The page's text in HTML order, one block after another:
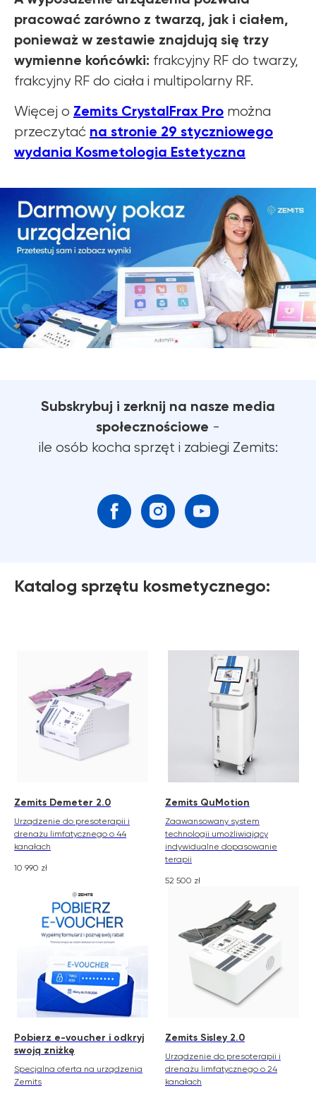
pracować zarówno z twarzą, jak i ciałem,
ponieważ w zestawie znajdują się trzy
wymienne końcówki: frakcyjny RF do twarzy,
frakcyjny RF do ciała i multipolarny RF.
Więcej o Zemits CrystalFrax Pro można
przeczytać na stronie 29 styczniowego
wydania Kosmetologia Estetyczna
Subskrybuj i zerknij na nasze media
społecznościowe -
ile osób kocha sprzęt i zabiegi Zemits:
Katalog sprzętu kosmetycznego:
Zemits Demeter 2.0
Urządzenie do presoterapii i
drenażu limfatycznego o 44
kanałach
10 990 zł
Zemits QuMotion
Zaawansowany system
technologii umożliwiający
indywidualne dopasowanie
terapii
52 500 zł
Pobierz e-voucher i odkryj
swoją zniżkę
Specjalna oferta na urządzenia
Zemits
Zemits Sisley 2.0
Urządzenie do presoterapii i
drenażu limfatycznego o 24
kanałach